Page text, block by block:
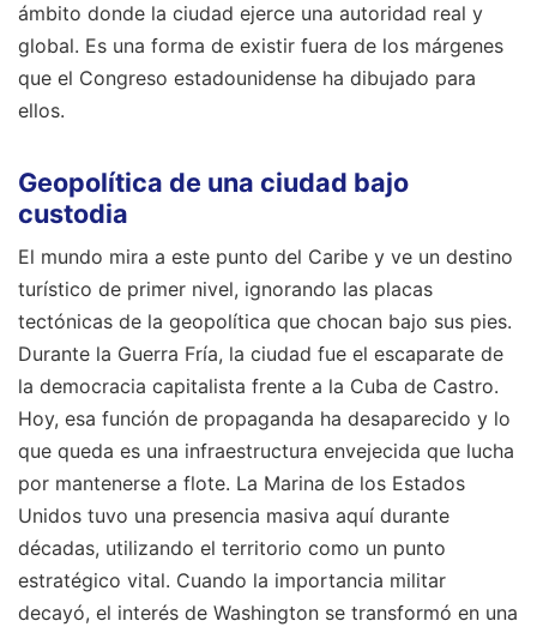
ámbito donde la ciudad ejerce una autoridad real y
global. Es una forma de existir fuera de los márgenes
que el Congreso estadounidense ha dibujado para
ellos.
Geopolítica de una ciudad bajo
custodia
El mundo mira a este punto del Caribe y ve un destino
turístico de primer nivel, ignorando las placas
tectónicas de la geopolítica que chocan bajo sus pies.
Durante la Guerra Fría, la ciudad fue el escaparate de
la democracia capitalista frente a la Cuba de Castro.
Hoy, esa función de propaganda ha desaparecido y lo
que queda es una infraestructura envejecida que lucha
por mantenerse a flote. La Marina de los Estados
Unidos tuvo una presencia masiva aquí durante
décadas, utilizando el territorio como un punto
estratégico vital. Cuando la importancia militar
decayó, el interés de Washington se transformó en una